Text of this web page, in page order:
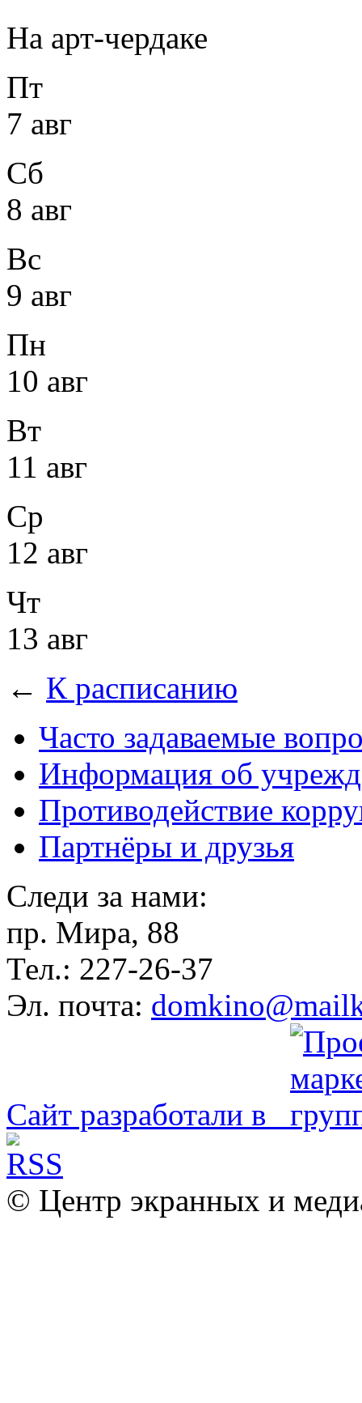
На арт-чердаке
Пт
7 авг
Сб
8 авг
Вс
9 авг
Пн
10 авг
Вт
11 авг
Ср
12 авг
Чт
13 авг
← К расписанию
Часто задаваемые
Информация об
Противодействие
Партнёры и друзья
Следи за нами:
пр. Мира, 88
Тел.: 227-26-37
Эл. почта:
Сайт разработали в
© Центр экранных и